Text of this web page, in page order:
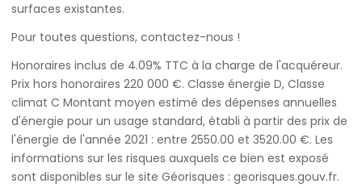
surfaces existantes.
Pour toutes questions, contactez-nous !
Honoraires inclus de 4.09% TTC à la charge de l'acquéreur.
Prix hors honoraires 220 000 €. Classe énergie D, Classe
climat C Montant moyen estimé des dépenses annuelles
d'énergie pour un usage standard, établi à partir des prix de
l'énergie de l'année 2021 : entre 2550.00 et 3520.00 €. Les
informations sur les risques auxquels ce bien est exposé
sont disponibles sur le site Géorisques : georisques.gouv.fr.